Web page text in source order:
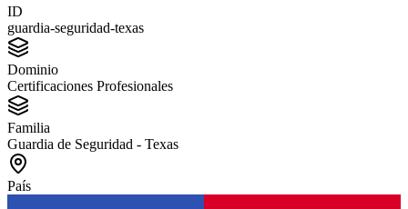
ID
guardia-seguridad-texas
Dominio
Certificaciones Profesionales
Familia
Guardia de Seguridad - Texas
País